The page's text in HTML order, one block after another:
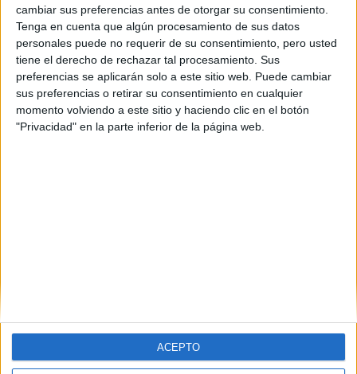
cambiar sus preferencias antes de otorgar su consentimiento.
Tenga en cuenta que algún procesamiento de sus datos
personales puede no requerir de su consentimiento, pero usted
tiene el derecho de rechazar tal procesamiento. Sus
preferencias se aplicarán solo a este sitio web. Puede cambiar
sus preferencias o retirar su consentimiento en cualquier
momento volviendo a este sitio y haciendo clic en el botón
"Privacidad" en la parte inferior de la página web.
ACEPTO